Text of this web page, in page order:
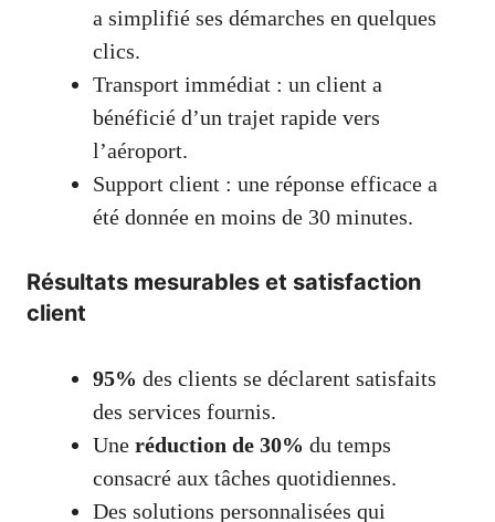
a simplifié ses démarches en quelques
clics.
Transport immédiat : un client a
bénéficié d’un trajet rapide vers
l’aéroport.
Support client : une réponse efficace a
été donnée en moins de 30 minutes.
Résultats mesurables et satisfaction
client
95% des clients se déclarent satisfaits
des services fournis.
Une réduction de 30% du temps
consacré aux tâches quotidiennes.
Des solutions personnalisées qui